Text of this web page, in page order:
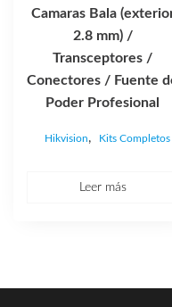
Camaras Bala
2.8 mm) /
Transceptores /
Conectores / Fuente
Poder Profesional
Hikvision, Kits Completos
Leer más